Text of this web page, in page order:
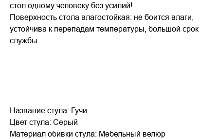
стол одному человеку без усилий!
Поверхность стола влагостойкая: не боится влаги,
устойчива к перепадам температуры, большой срок
службы.
Название стула: Гучи
Цвет стула: Серый
Материал обивки стула: Мебельный велюр